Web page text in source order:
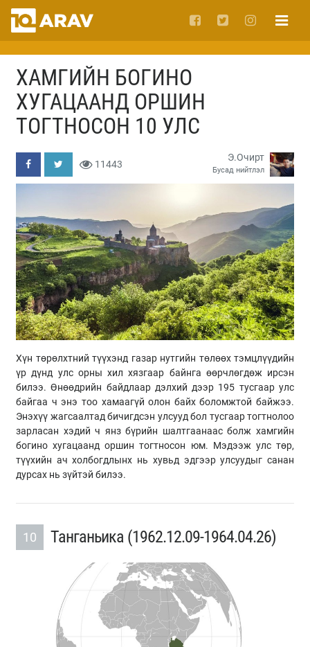
ХАМГИЙН БОГИНО
ХУГАЦААНД ОРШИН
ТОГТНОСОН 10 УЛС
11443
Э.Очирт
Бусад нийтлэл
Хүн төрөлхтний түүхэнд газар нутгийн төлөөх тэмцлүүдийн
үр дүнд улс орны хил хязгаар байнга өөрчлөгдөж ирсэн
билээ. Өнөөдрийн байдлаар дэлхий дээр 195 тусгаар улс
байгаа ч энэ тоо хамаагүй олон байх боломжтой байжээ.
Энэхүү жагсаалтад бичигдсэн улсууд бол тусгаар тогтнолоо
зарласан хэдий ч янз бүрийн шалтгаанаас болж хамгийн
богино хугацаанд оршин тогтносон юм. Мэдээж улс төр,
түүхийн ач холбогдлынх нь хувьд эдгээр улсуудыг санан
дурсах нь зүйтэй билээ.
10 Танганьика (​1962.12.09-1964.04.26)